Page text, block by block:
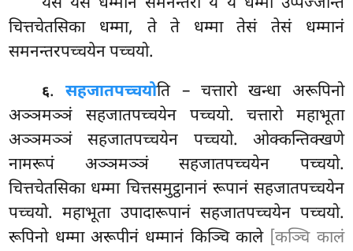
चित्तचेतसिका धम्मा, ते ते धम्मा तेसं तेसं धम्मानं
समनन्तरपच्चयेन पच्चयो.
६.सहजातपच्चयोति – चत्तारो खन्धा अरूपिनो
अञ्ञमञ्ञं सहजातपच्चयेन पच्चयो. चत्तारो महाभूता
अञ्ञमञ्ञं सहजातपच्चयेन पच्चयो. ओक्कन्तिक्खणे
नामरूपं अञ्ञमञ्ञं सहजातपच्चयेन पच्चयो.
चित्तचेतसिका धम्मा चित्तसमुट्ठानानं रूपानं सहजातपच्चयेन
पच्चयो. महाभूता उपादारूपानं सहजातपच्चयेन पच्चयो.
रूपिनो धम्मा अरूपीनं धम्मानं किञ्चि काले [कञ्चि कालं